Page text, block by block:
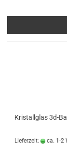
Kristallglas 3d-
Lieferzeit: ca. 1-2